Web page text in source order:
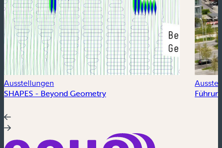
Ausstellungen
SHAPES - Beyond Geometry